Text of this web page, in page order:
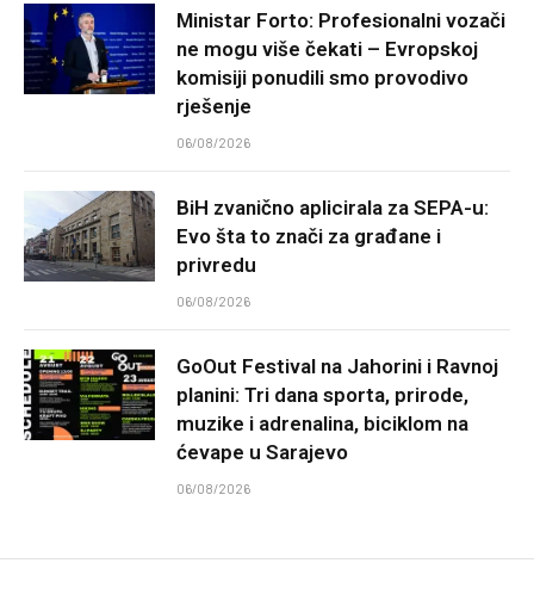
Ministar Forto: Profesionalni vozači
ne mogu više čekati – Evropskoj
komisiji ponudili smo provodivo
rješenje
06/08/2026
BiH zvanično aplicirala za SEPA-u:
Evo šta to znači za građane i
privredu
06/08/2026
GoOut Festival na Jahorini i Ravnoj
planini: Tri dana sporta, prirode,
muzike i adrenalina, biciklom na
ćevape u Sarajevo
06/08/2026